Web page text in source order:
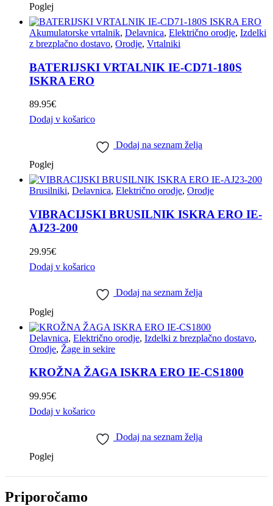
Poglej
Akumulatorske vrtalnik, Delavnica, Električno orodje, Izdelki
z brezplačno dostavo, Orodje, Vrtalniki
BATERIJSKI VRTALNIK IE-CD71-180S
ISKRA ERO
89.95€
Dodaj v košarico
Dodaj na seznam želja
Poglej
Brusilniki, Delavnica, Električno orodje, Orodje
VIBRACIJSKI BRUSILNIK ISKRA ERO IE-
AJ23-200
29.95€
Dodaj v košarico
Dodaj na seznam želja
Poglej
Delavnica, Električno orodje, Izdelki z brezplačno dostavo,
Orodje, Žage in sekire
KROŽNA ŽAGA ISKRA ERO IE-CS1800
99.95€
Dodaj v košarico
Dodaj na seznam želja
Poglej
Priporočamo